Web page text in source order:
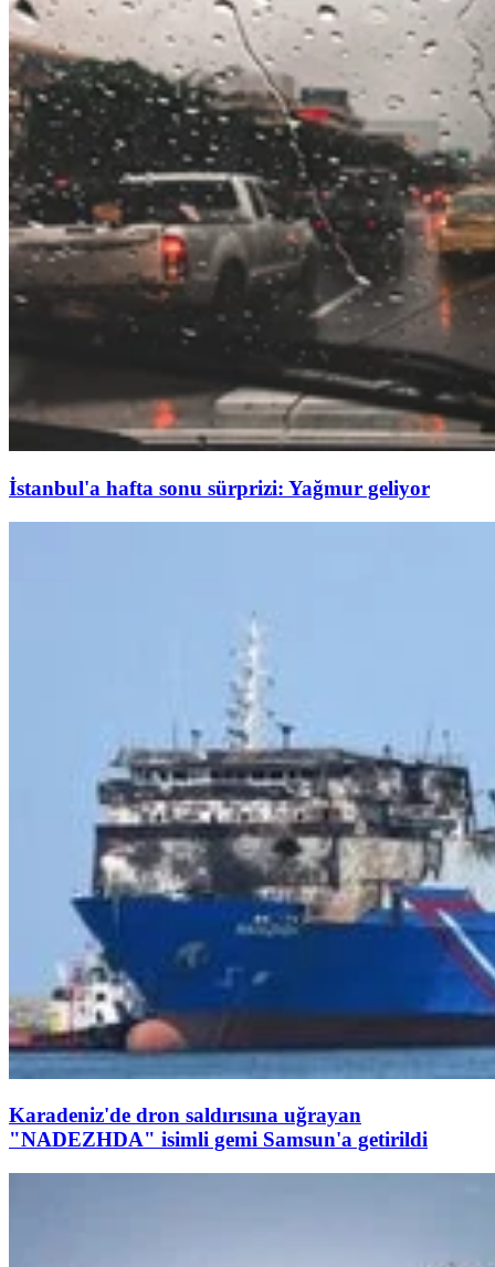
İstanbul'a hafta sonu sürprizi: Yağmur geliyor
Karadeniz'de dron saldırısına uğrayan
"NADEZHDA" isimli gemi Samsun'a getirildi